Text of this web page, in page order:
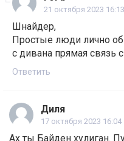
21 октября 2023 16:13
Шнайдер,
Простые люди лично
с дивана прямая
Ответить
Диля
17 октября 2023 16:04
Ах ты Байден хулиган.